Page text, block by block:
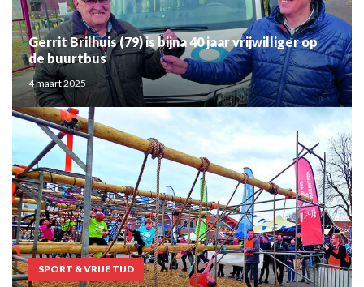
Gerrit Brilhuis (79) is bijna 40 jaar vrijwilliger op
de buurtbus
4 maart 2025
SPORT & VRIJE TIJD